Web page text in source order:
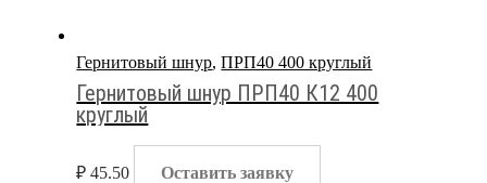
Гернитовый шнур,ПРП40 400 круглый
Гернитовый шнур ПРП40 К12 400
круглый
₽ 45.50 Оставить заявку